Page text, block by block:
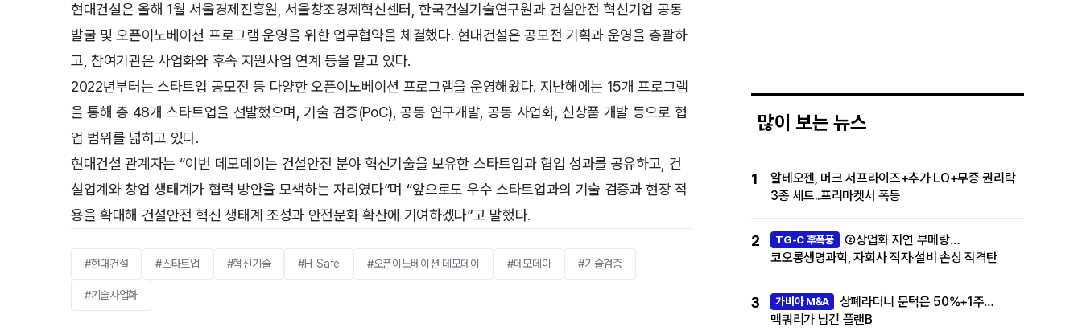
현대건설은 올해 1월 서울경제진흥원, 서울창조경제혁신센터, 한국건설기술연구원과 건설안전 혁신기업 공동
발굴 및 오픈이노베이션 프로그램 운영을 위한 업무협약을 체결했다. 현대건설은 공모전 기획과 운영을 총괄하
고, 참여기관은 사업화와 후속 지원사업 연계 등을 맡고 있다.
2022년부터는 스타트업 공모전 등 다양한 오픈이노베이션 프로그램을 운영해왔다. 지난해에는 15개 프로그램
을 통해 총 48개 스타트업을 선발했으며, 기술 검증(PoC), 공동 연구개발, 공동 사업화, 신상품 개발 등으로 협
업 범위를 넓히고 있다.
현대건설 관계자는 “이번 데모데이는 건설안전 분야 혁신기술을 보유한 스타트업과 협업 성과를 공유하고, 건
설업계와 창업 생태계가 협력 방안을 모색하는 자리였다”며 “앞으로도 우수 스타트업과의 기술 검증과 현장 적
용을 확대해 건설안전 혁신 생태계 조성과 안전문화 확산에 기여하겠다”고 말했다.
#현대건설 #스타트업 #혁신기술 #H-Safe #오픈이노베이션 데모데이 #데모데이 #기술검증
#기술사업화
많이 보는 뉴스
1
알테오젠, 머크 서프라이즈+추가 LO+무증 권리락
3종 세트..프리마켓서 폭등
2 TG-C 후폭풍
②상업화 지연 부메랑…
코오롱생명과학, 자회사 적자·설비 손상 직격탄
3 가비아 M&A
상폐라더니 문턱은 50%+1주…
맥쿼리가 남긴 플랜B